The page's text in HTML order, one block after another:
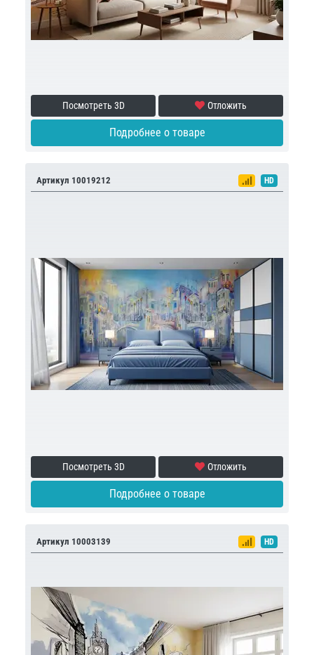
Посмотреть 3D Отложить
Подробнее о товаре
Артикул 10019212 HD
Посмотреть 3D Отложить
Подробнее о товаре
Артикул 10003139 HD